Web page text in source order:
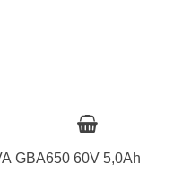
GBA650 60V 5,0Ah